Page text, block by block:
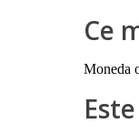
Ce
Moneda